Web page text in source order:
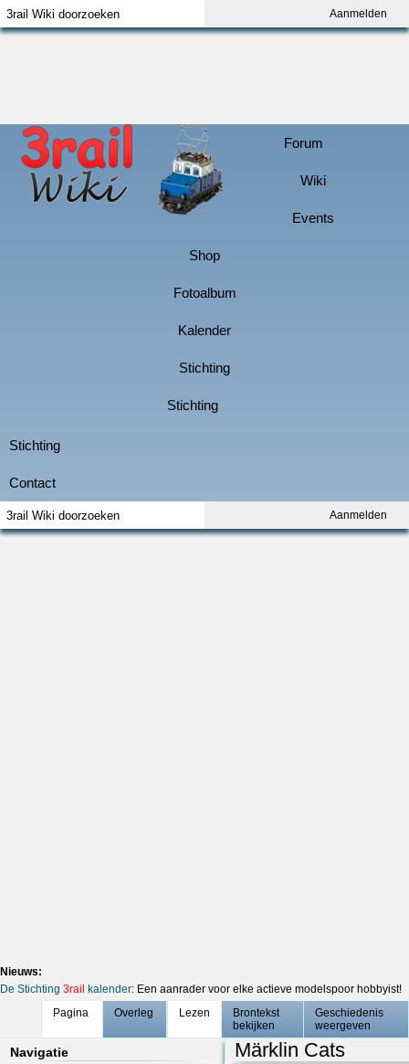
Aanmelden
Aanmelden
Nieuws:
De Stichting 3rail kalender: Een aanrader voor elke actieve modelspoor hobbyist!
Pagina
Overleg Lezen
Brontekst
bekijken
Geschiedenis
weergeven
Navigatie Märklin Cats